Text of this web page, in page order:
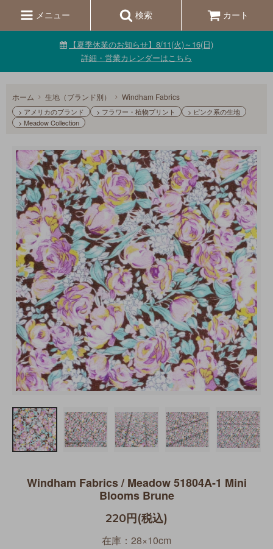
メニュー 検索 カート
【夏季休業のお知らせ】8/11(火)～16(日)
詳細・営業カレンダーはこちら
ホーム 生地（ブランド別） Windham Fabrics
> アメリカのブランド > フラワー・植物プリント
> ピンク系の生地
> Meadow Collection
Windham Fabrics / Meadow 51804A-1 Mini
Blooms Brune
220円(税込)
在庫：28×10cm